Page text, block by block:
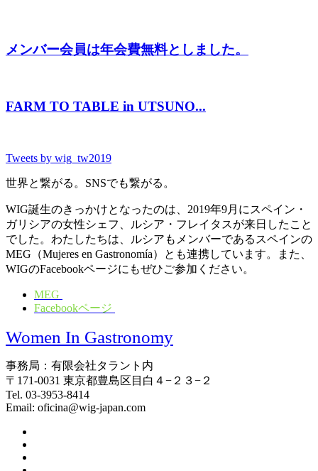
メンバー会員は年会費無料としました。
FARM TO TABLE in UTSUNO...
Tweets by wig_tw2019
世界と繋がる。SNSでも繋がる。
WIG誕生のきっかけとなったのは、2019年9月にスペイン・
ガリシアの女性シェフ、ルシア・フレイタスが来日したこと
でした。わたしたちは、ルシアもメンバーであるスペインの
MEG（Mujeres en Gastronomía）とも連携しています。また、
WIGのFacebookページにもぜひご参加ください。
MEG
Facebookページ
Women In Gastronomy
事務局：有限会社タラント内
〒171-0031 東京都豊島区目白４−２３−２
Tel. 03-3953-8414
Email: oficina@wig-japan.com